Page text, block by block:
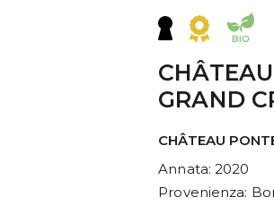
GRAND
CHÂTEAU
Annata: 2020
Provenienza: